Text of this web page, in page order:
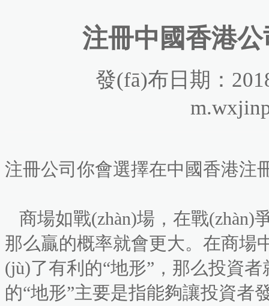
注冊中國香港
發(fā)布日期：
注冊公司你會選擇在中國香港注
商場如戰(zhàn)場，在戰(zhàn)
那么贏的概率就會更大。在商場中
(jù)了有利的“地形”，那么投資者就
的“地形”主要是指能夠讓投資者發